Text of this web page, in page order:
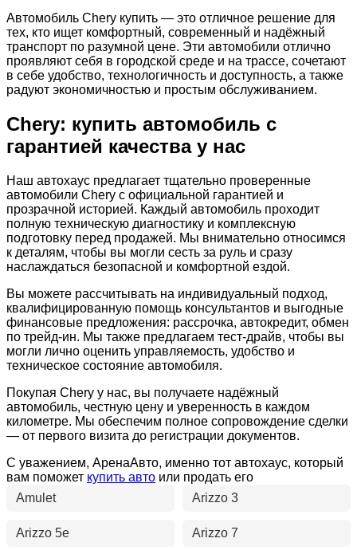
Автомобиль Chery купить — это отличное решение для
тех, кто ищет комфортный, современный и надёжный
транспорт по разумной цене. Эти автомобили отлично
проявляют себя в городской среде и на трассе, сочетают
в себе удобство, технологичность и доступность, а также
радуют экономичностью и простым обслуживанием.
Chery: купить автомобиль с
гарантией качества у нас
Наш автохаус предлагает тщательно проверенные
автомобили Chery с официальной гарантией и
прозрачной историей. Каждый автомобиль проходит
полную техническую диагностику и комплексную
подготовку перед продажей. Мы внимательно относимся
к деталям, чтобы вы могли сесть за руль и сразу
наслаждаться безопасной и комфортной ездой.
Вы можете рассчитывать на индивидуальный подход,
квалифицированную помощь консультантов и выгодные
финансовые предложения: рассрочка, автокредит, обмен
по трейд-ин. Мы также предлагаем тест-драйв, чтобы вы
могли лично оценить управляемость, удобство и
техническое состояние автомобиля.
Покупая Chery у нас, вы получаете надёжный
автомобиль, честную цену и уверенность в каждом
километре. Мы обеспечим полное сопровождение сделки
— от первого визита до регистрации документов.
С уважением, АренаАвто, именно тот автохаус, который
вам поможет купить авто или продать его
Amulet
Arizzo 3
Arizzo 5e Arizzo 7